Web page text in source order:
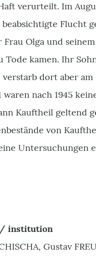
verurteilt. Im
beabsichtigte Flucht
Olga und
kamen. Ihr
dort aber am
waren nach 1945
Kauftheil geltend
von
Untersuchungen
/ institution
Gustav